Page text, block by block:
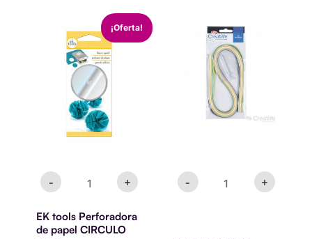
¡Oferta!
-
tools
Perforadora
de
papel
CIRCULO
1.75"
cantidad
+
EK tools Perforadora
de papel CIRCULO
precio
original
era:
$17.900.
precio
-
FILIGRANA
cantidad
+